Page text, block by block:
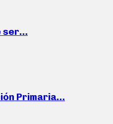
ser…
Primaria…